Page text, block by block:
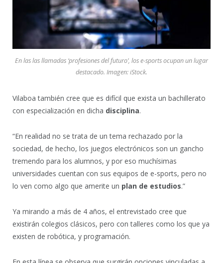
En las las llamadas ‘profesiones del futuro’, los e-sports ocupan un lugar
destacado. Imagen: iStock.
Vilaboa también cree que es difícil que exista un bachillerato
con especialización en dicha disciplina.
“En realidad no se trata de un tema rechazado por la
sociedad, de hecho, los juegos electrónicos son un gancho
tremendo para los alumnos, y por eso muchísimas
universidades cuentan con sus equipos de e-sports, pero no
lo ven como algo que amerite un plan de estudios.”
Ya mirando a más de 4 años, el entrevistado cree que
existirán colegios clásicos, pero con talleres como los que ya
existen de robótica, y programación.